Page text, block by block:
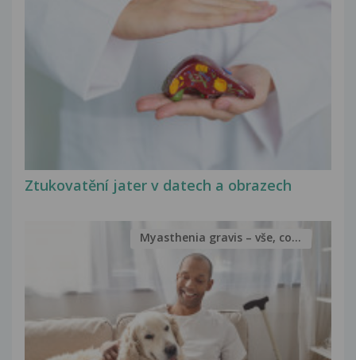
Ztukovatění jater v datech a obrazech
Myasthenia gravis – vše, co...